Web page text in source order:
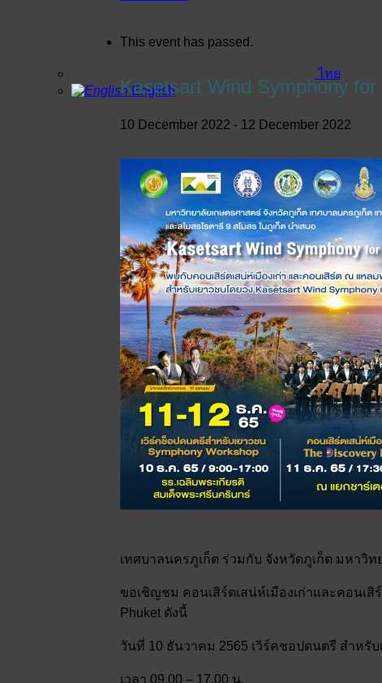
ไทย
English
This event has passed.
Kasetsart Wind Symphony for
10 December 2022 - 12 December 2022
เทศบาลนครภูเก็ต ร่วมกับ จังหวัดภูเก็ต มหาวิ
ขอเชิญชม คอนเสิร์ตเสน่ห์เมืองเก่าและคอนเ
Phuket ดังนี้
วันที่ 10 ธันวาคม 2565 เวิร์คชอปดนตรี สำหรั
เวลา 09.00 – 17.00 น.